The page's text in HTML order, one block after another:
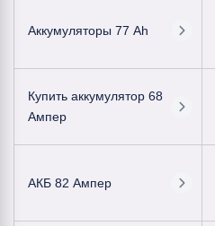
Аккумуляторы 77 Ah
Купить аккумулятор 68
Ампер
АКБ 82 Ампер